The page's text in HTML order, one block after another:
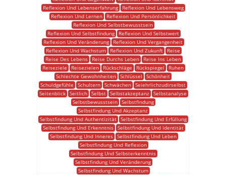
Reflexion Und Lebenserfahrung
Reflexion Und Lebensweg
Reflexion Und Lernen
Reflexion Und Persönlichkeit
Reflexion Und Selbstbewusstsein
Reflexion Und Selbstfindung
Reflexion Und Selbstwert
Reflexion Und Veränderung
Reflexion Und Vergangenheit
Reflexion Und Wachstum
Reflexion Und Zukunft
Reise
Reise Des Lebens
Reise Durchs Leben
Reise Ins Leben
Reiseziele
Reisezielen Rückschläge Rückspiegel
Ruhen
Schlechte Gewohnheiten Schlüssel
Schönheit
Schuldgefühle
Schultern Schwächen Seiehrlichzudirselbst
Seitenblick Seitlich Selbst Selbstakzeptanz Selbstanalyse
Selbstbewusstsein
Selbstfindung
Selbstfindung Und Akzeptanz
Selbstfindung Und Authentizität
Selbstfindung Und Erfüllung
Selbstfindung Und Erkenntnis
Selbstfindung Und Identität
Selbstfindung Und Inneres
Selbstfindung Und Leben
Selbstfindung Und Reflexion
Selbstfindung Und Selbsterkenntnis
Selbstfindung Und Veränderung
Selbstfindung Und Wachstum